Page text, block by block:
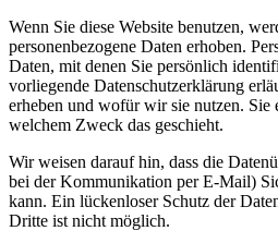
Wenn Sie diese Website benutzen,
personenbezogene Daten erhoben.
Daten, mit denen Sie persönlich
vorliegende Datenschutzerklärung
erheben und wofür wir sie nutzen. Sie
welchem Zweck das geschieht.
Wir weisen darauf hin, dass die
bei der Kommunikation per E-Mail)
kann. Ein lückenloser Schutz der
Dritte ist nicht möglich.